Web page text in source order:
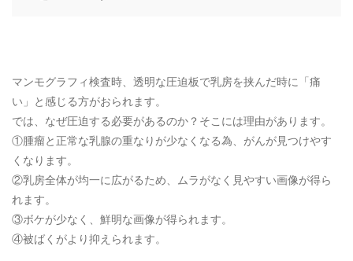
マンモグラフィ検査時、透明な圧迫板で乳房を挟んだ時に「痛
い」と感じる方がおられます。
では、なぜ圧迫する必要があるのか？そこには理由があります。
①腫瘤と正常な乳腺の重なりが少なくなる為、がんが見つけやす
くなります。
②乳房全体が均一に広がるため、ムラがなく見やすい画像が得ら
れます。
③ボケが少なく、鮮明な画像が得られます。
④被ばくがより抑えられます。